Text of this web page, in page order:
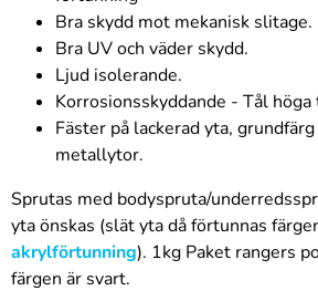
Bra skydd mot mekanisk slitage.
Bra UV och väder skydd.
Ljud isolerande.
Korrosionsskyddande - Tål
Fäster på lackerad yta,
metallytor.
Sprutas med bodyspruta/
yta önskas (slät yta då förtunnas
akrylförtunning). 1kg Paket rangers
färgen är svart.